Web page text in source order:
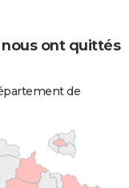
nous ont quittés
de